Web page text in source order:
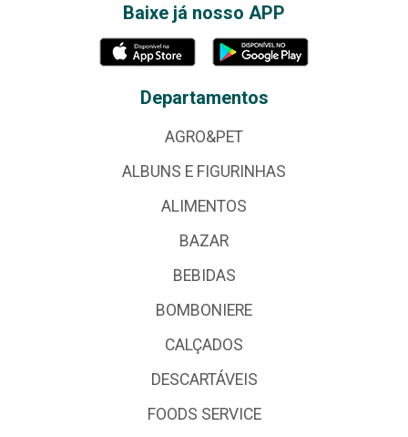
Baixe já nosso APP
Departamentos
AGRO&PET
ALBUNS E FIGURINHAS
ALIMENTOS
BAZAR
BEBIDAS
BOMBONIERE
CALÇADOS
DESCARTÁVEIS
FOODS SERVICE